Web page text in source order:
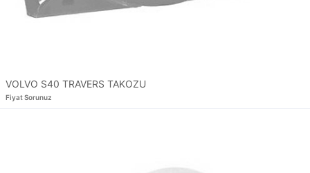
VOLVO S40 TRAVERS TAKOZU
Fiyat Sorunuz